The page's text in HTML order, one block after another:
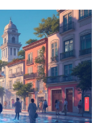
proveito dessa
sobre as
o Chat GPT uma